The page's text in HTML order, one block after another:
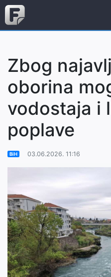
Zbog
oborina
vodostaja i
poplave
BiH 03.06.2026. 11:16